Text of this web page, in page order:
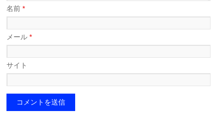
名前*
メール*
サイト